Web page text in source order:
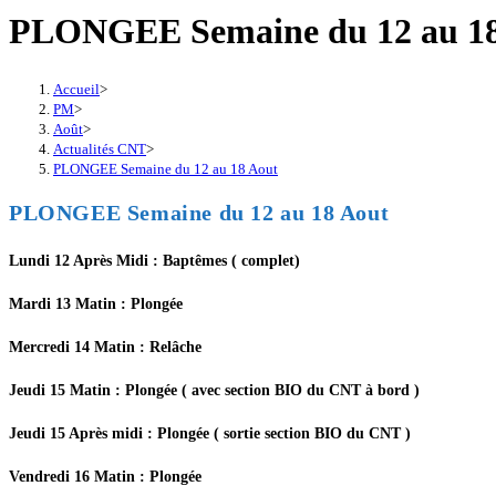
PLONGEE Semaine du 12 au
Accueil>
PM>
Août>
Actualités CNT>
PLONGEE Semaine du 12 au 18 Aout
PLONGEE Semaine du 12 au 18 Aout
Lundi 12 Après Midi : Baptêmes ( complet)
Mardi 13 Matin : Plongée
Mercredi 14 Matin : Relâche
Jeudi 15 Matin : Plongée ( avec section BIO du CNT à bord )
Jeudi 15 Après midi : Plongée ( sortie section BIO du CNT )
Vendredi 16 Matin : Plongée